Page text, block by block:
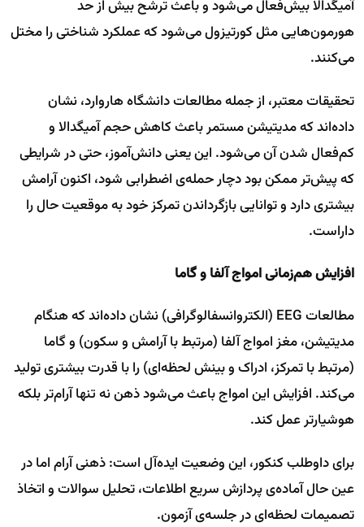
آمیگدالا بیش‌فعال می‌شود و باعث ترشح بیش از حد
هورمون‌هایی مثل کورتیزول می‌شود که عملکرد شناختی را مختل
می‌کنند.
تحقیقات معتبر، از جمله مطالعات دانشگاه هاروارد، نشان
داده‌اند که مدیتیشن مستمر باعث کاهش حجم آمیگدالا و
کم‌فعال شدن آن می‌شود. این یعنی دانش‌آموز، حتی در شرایطی
که پیش‌تر ممکن بود دچار حمله‌ی اضطرابی شود، اکنون آرامش
بیشتری دارد و توانایی بازگرداندن تمرکز خود به موقعیت حال را
داراست.
افزایش هم‌زمانی امواج آلفا و گاما
مطالعات EEG (الکتروانسفالوگرافی) نشان داده‌اند که هنگام
مدیتیشن، مغز امواج آلفا (مرتبط با آرامش و سکون) و گاما
(مرتبط با تمرکز، ادراک و بینش لحظه‌ای) را با قدرت بیشتری تولید
می‌کند. افزایش این امواج باعث می‌شود ذهن نه تنها آرام‌تر بلکه
هوشیارتر عمل کند.
برای داوطلب کنکور، این وضعیت ایده‌آل است: ذهنی آرام اما در
عین حال آماده‌ی پردازش سریع اطلاعات، تحلیل سوالات و اتخاذ
تصمیمات لحظه‌ای در جلسه‌ی آزمون.